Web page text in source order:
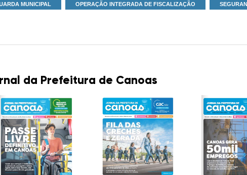
MUNICIPAL OPERAÇÃO INTEGRADA DE FISCALIZAÇÃO
da Prefeitura de Canoas